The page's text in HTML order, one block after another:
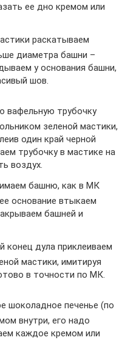
ее дно кремом или
раскатываем
диаметра башни –
у основания башни,
шов.
вафельную трубочку
зеленой мастики,
один край черной
трубочку в мастике на
воздух.
башню, как в МК
основание втыкаем
башней и
конец дула приклеиваем
мастики, имитируя
в точности по МК.
шоколадное печенье (по
внутри, его надо
каждое кремом или